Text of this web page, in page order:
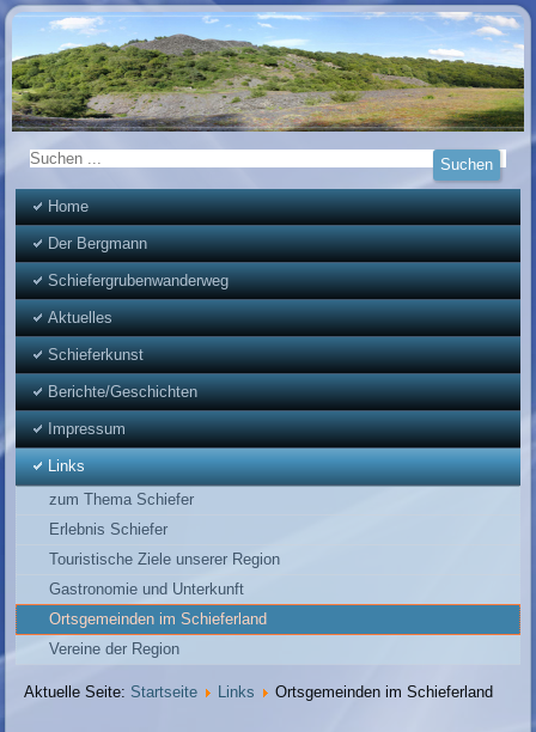
Home
Der Bergmann
Schiefergrubenwanderweg
Aktuelles
Schieferkunst
Berichte/Geschichten
Impressum
Links
zum Thema Schiefer
Erlebnis Schiefer
Touristische Ziele unserer Region
Gastronomie und Unterkunft
Ortsgemeinden im Schieferland
Vereine der Region
Aktuelle Seite: Startseite Links Ortsgemeinden im Schieferland